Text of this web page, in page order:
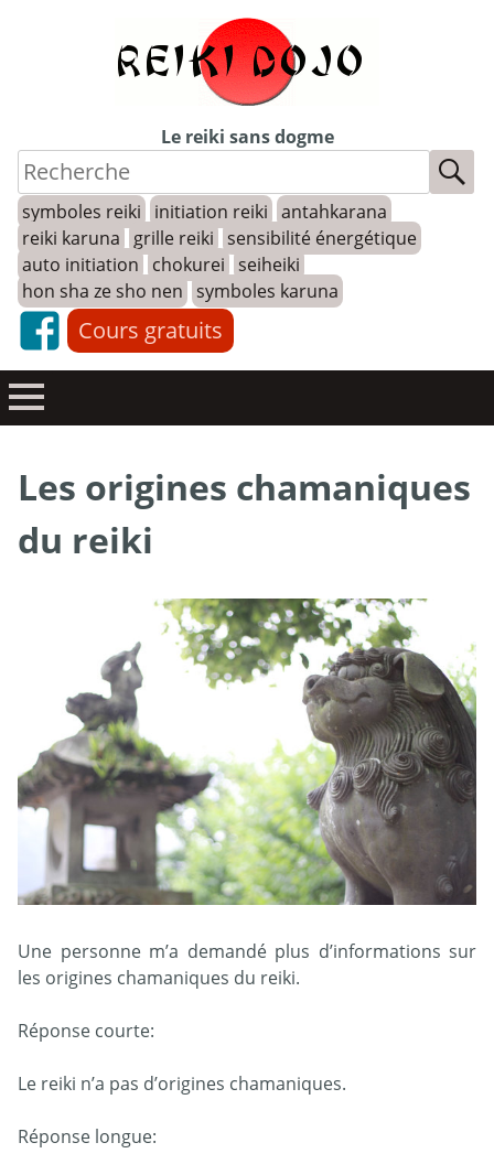
Le reiki sans dogme
symboles reiki initiation reiki antahkarana
reiki karuna
grille reiki sensibilité énergétique
auto initiation
chokurei seiheiki
hon sha ze sho nen symboles karuna
Cours gratuits
Les origines chamaniques
du reiki
Une personne m’a demandé plus d’informations sur
les origines chamaniques du reiki.
Réponse courte:
Le reiki n’a pas d’origines chamaniques.
Réponse longue: